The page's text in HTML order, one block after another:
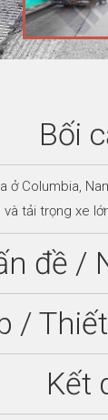
Bối
Columbia,
tải trọng xe
đề /
/
Kết